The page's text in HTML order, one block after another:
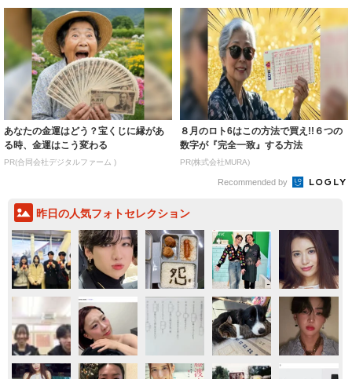
あなたの金運はどう？宝くじに縁があ
る時、金運はこう変わる
PR(合同会社デジタルファーム )
８月のロト6はこの方法で買え!!６つの
数字が『完全一致』する方法
PR(株式会社MURA)
Recommended by
昨日の人気フォトセレクション